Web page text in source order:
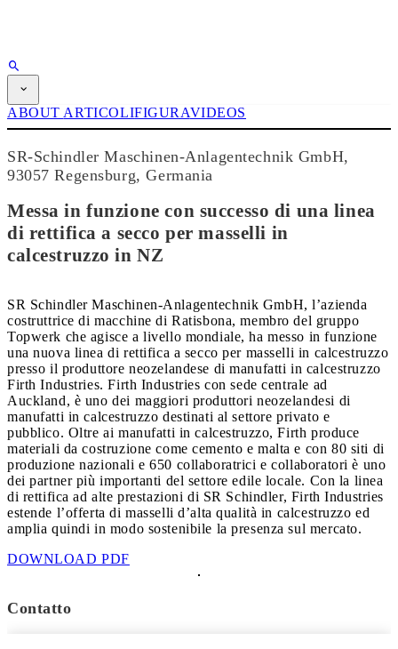
Rivista
EVENTI
BUYERS' GUIDE
NEWSLETTER
PUBBLICITÀ
ABBONAMENTO
ABOUT ARTICOLIFIGURAVIDEOS
SR-Schindler Maschinen-Anlagentechnik GmbH,
93057 Regensburg, Germania
Messa in funzione con successo di una linea
di rettifica a secco per masselli in
calcestruzzo in NZ
SR Schindler Maschinen-Anlagentechnik GmbH, l’azienda
costruttrice di macchine di Ratisbona, membro del gruppo
Topwerk che agisce a livello mondiale, ha messo in funzione
una nuova linea di rettifica a secco per masselli in calcestruzzo
presso il produttore neozelandese di manufatti in calcestruzzo
Firth Industries. Firth Industries con sede centrale ad
Auckland, è uno dei maggiori produttori neozelandesi di
manufatti in calcestruzzo destinati al settore privato e
pubblico. Oltre ai manufatti in calcestruzzo, Firth produce
materiali da costruzione come cemento e malta e con 80 siti di
produzione nazionali e 650 collaboratrici e collaboratori è uno
dei partner più importanti del settore edile locale. Con la linea
di rettifica ad alte prestazioni di SR Schindler, Firth Industries
estende l’offerta di masselli d’alta qualità in calcestruzzo ed
amplia quindi in modo sostenibile la presenza sul mercato.
DOWNLOAD PDF
Contatto